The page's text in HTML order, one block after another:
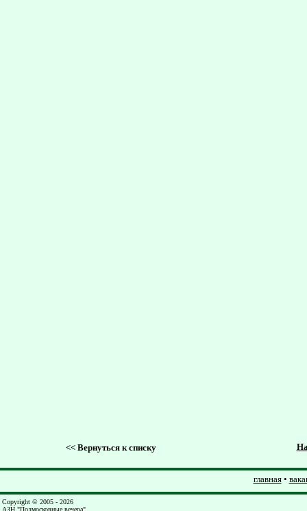
<<Вернуться к списку
главная•
Copyright © 2005 - 2026
АЗН "Подмосковные вечера"